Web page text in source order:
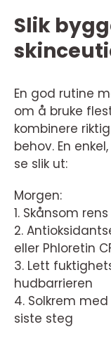
Slik
En god rutine
om å bruke
kombinere
behov. En
se slik ut:
Morgen:
1. Skånsom
2.
eller Phloretin
3. Lett
hudbarrieren
4. Solkrem
siste steg